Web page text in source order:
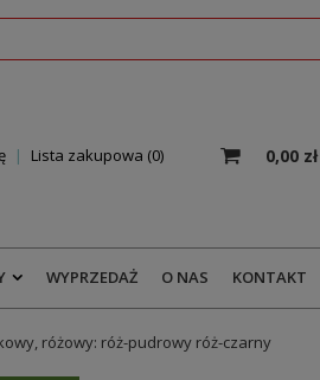
Lista zakupowa 0 0,00 zł
WYPRZEDAŻ O NAS KONTAKT
różowy: róż-pudrowy róż-czarny